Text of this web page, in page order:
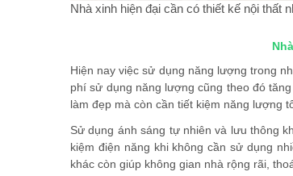
Nhà xinh hiện đại cần có thiết kế nội thất
Hiện nay việc sử dụng năng lượng trong
phí sử dụng năng lượng cũng theo đó
làm đẹp mà còn cần tiết kiệm năng lượng
Sử dụng ánh sáng tự nhiên và lưu thông
kiệm điện năng khi không cần sử dụng
khác còn giúp không gian nhà rộng rãi,